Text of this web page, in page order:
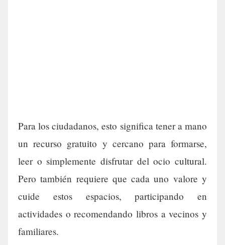
Para los ciudadanos, esto significa tener a mano
un recurso gratuito y cercano para formarse,
leer o simplemente disfrutar del ocio cultural.
Pero también requiere que cada uno valore y
cuide estos espacios, participando en
actividades o recomendando libros a vecinos y
familiares.